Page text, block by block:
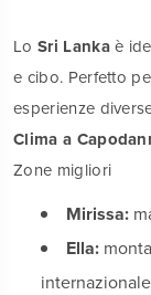
Lo Sri Lankaè
e cibo. Perfetto
esperienze
Clima a
Zone migliori
Mirissa:
Ella:
internazionale